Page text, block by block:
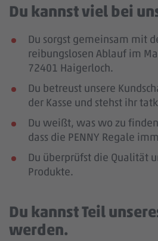
Du kannst viel bei
Du sorgst gemeinsam mit
reibungslosen Ablauf im
72401 Haigerloch.
Du betreust unsere
der Kasse und stehst ihr
Du weißt, was wo zu
dass die PENNY Regale
Du überprüfst die Qualität
Produkte.
Du kannst Teil
werden.